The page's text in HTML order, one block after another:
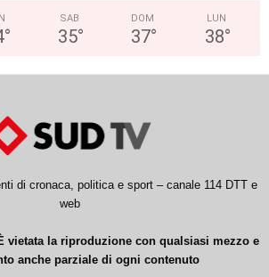
°
SAB
35°
DOM
37°
LUN
38°
di cronaca, politica e sport – canale 114 DTT e
web
vietata la riproduzione con qualsiasi mezzo e
anche parziale di ogni contenuto